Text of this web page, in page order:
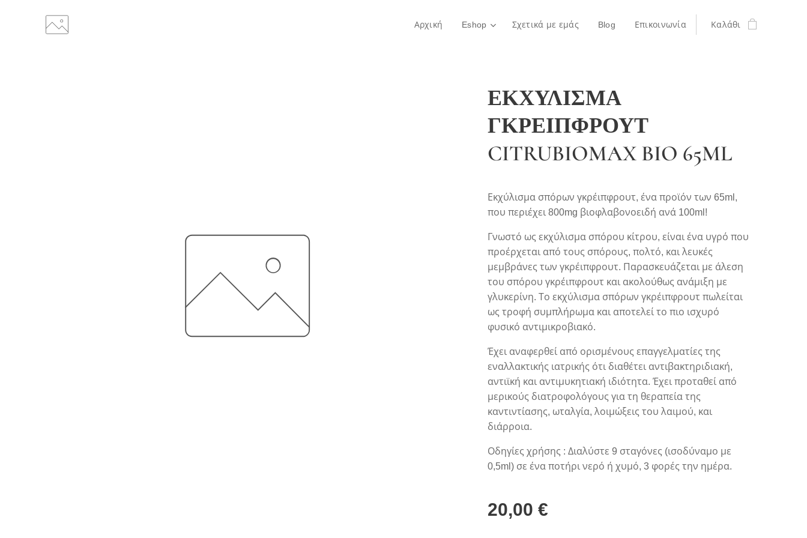
Αρχική Eshop Σχετικά με εμάς Blog Επικοινωνία Καλάθι
ΕΚΧΥΛΙΣΜΑ
ΓΚΡΕΙΠΦΡΟΥΤ
CITRUBIOMAX BIO 65ML
Εκχύλισμα σπόρων γκρέιπφρουτ, ένα προϊόν των 65ml,
που περιέχει 800mg βιοφλαβονοειδή ανά 100ml!
Γνωστό ως εκχύλισμα σπόρου κίτρου, είναι ένα υγρό που
προέρχεται από τους σπόρους, πολτό, και λευκές
μεμβράνες των γκρέιπφρουτ. Παρασκευάζεται με άλεση
του σπόρου γκρέιπφρουτ και ακολούθως ανάμιξη με
γλυκερίνη. Το εκχύλισμα σπόρων γκρέιπφρουτ πωλείται
ως τροφή συμπλήρωμα και αποτελεί το πιο ισχυρό
φυσικό αντιμικροβιακό.
Έχει αναφερθεί από ορισμένους επαγγελματίες της
εναλλακτικής ιατρικής ότι διαθέτει αντιβακτηριδιακή,
αντιϊκή και αντιμυκητιακή ιδιότητα. Έχει προταθεί από
μερικούς διατροφολόγους για τη θεραπεία της
καντιντίασης, ωταλγία, λοιμώξεις του λαιμού, και
διάρροια.
Οδηγίες χρήσης : Διαλύστε 9 σταγόνες (ισοδύναμο με
0,5ml) σε ένα ποτήρι νερό ή χυμό, 3 φορές την ημέρα.
20,00 €